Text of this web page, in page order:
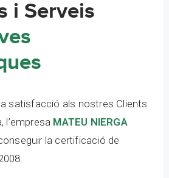
i Serveis
satisfacció als nostres Clients
l’empresa MATEU NIERGA
la certificació de